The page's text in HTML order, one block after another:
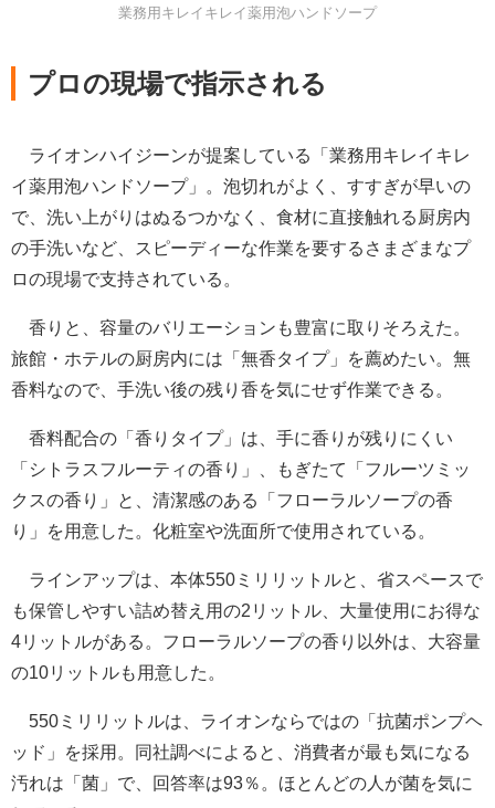
業務用キレイキレイ薬用泡ハンドソープ
プロの現場で指示される
ライオンハイジーンが提案している「業務用キレイキレ
イ薬用泡ハンドソープ」。泡切れがよく、すすぎが早いの
で、洗い上がりはぬるつかなく、食材に直接触れる厨房内
の手洗いなど、スピーディーな作業を要するさまざまなプ
ロの現場で支持されている。
香りと、容量のバリエーションも豊富に取りそろえた。
旅館・ホテルの厨房内には「無香タイプ」を薦めたい。無
香料なので、手洗い後の残り香を気にせず作業できる。
香料配合の「香りタイプ」は、手に香りが残りにくい
「シトラスフルーティの香り」、もぎたて「フルーツミッ
クスの香り」と、清潔感のある「フローラルソープの香
り」を用意した。化粧室や洗面所で使用されている。
ラインアップは、本体550ミリリットルと、省スペースで
も保管しやすい詰め替え用の2リットル、大量使用にお得な
4リットルがある。フローラルソープの香り以外は、大容量
の10リットルも用意した。
550ミリリットルは、ライオンならではの「抗菌ポンプヘ
ッド」を採用。同社調べによると、消費者が最も気になる
汚れは「菌」で、回答率は93％。ほとんどの人が菌を気に